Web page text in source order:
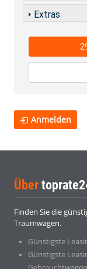
Extras
Anmelden
Über
Finden Sie die
Traumwagen.
Günstigste
Günstigste